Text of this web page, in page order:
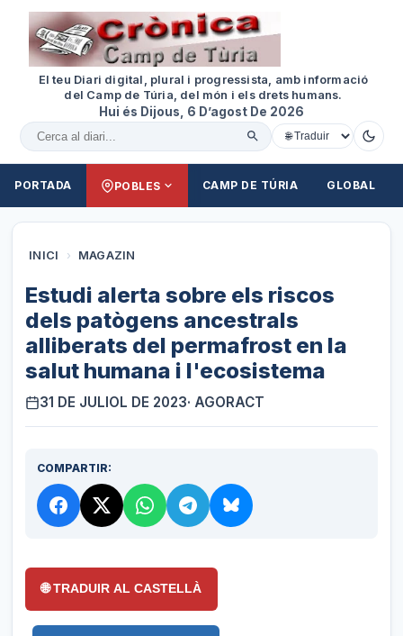
El teu Diari digital, plural i progressista, amb informació
del Camp de Túria, del món i els drets humans.
Hui és Dijous, 6 D’agost De 2026
Cercar al diari
PORTADA POBLES CAMP DE TÚRIA GLOBAL
INICI › MAGAZIN
Estudi alerta sobre els riscos
dels patògens ancestrals
alliberats del permafrost en la
salut humana i l'ecosistema
31 DE JULIOL DE 2023· AGORACT
COMPARTIR:
🌐 TRADUIR AL CASTELLÀ